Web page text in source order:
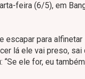
feira (6/5), em
para
lá ele vai preso, sai
ele for, eu também